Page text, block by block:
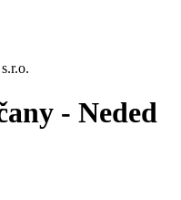
- Neded